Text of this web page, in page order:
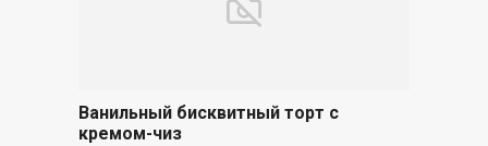
Ванильный бисквитный торт с
кремом-чиз